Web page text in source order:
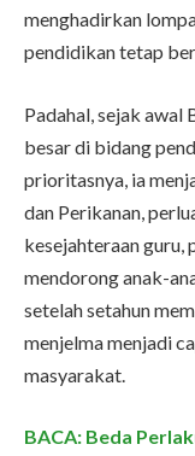
menghadirkan
pendidikan tetap
Padahal, sejak awal
besar di bidang
prioritasnya, ia
dan Perikanan,
kesejahteraan guru,
mendorong anak-
setelah setahun
menjelma menjadi
masyarakat.
BACA: Beda